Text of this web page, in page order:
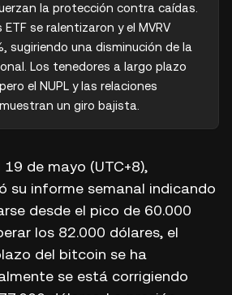
la protección contra caídas.
se ralentizaron y el MVRV
sugiriendo una disminución de la
Los tenedores a largo plazo
el NUPL y las relaciones
un giro bajista.
de mayo (UTC+8),
su informe semanal indicando
desde el pico de 60.000
los 82.000 dólares, el
del bitcoin se ha
se está corrigiendo